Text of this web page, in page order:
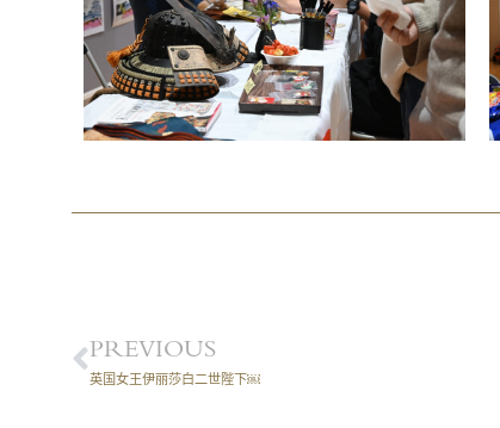
PREVIOUS
英国女王伊丽莎白二世陛下￼